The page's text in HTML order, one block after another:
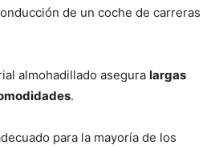
de un coche de carreras
almohadillado asegura largas
.
para la mayoría de los